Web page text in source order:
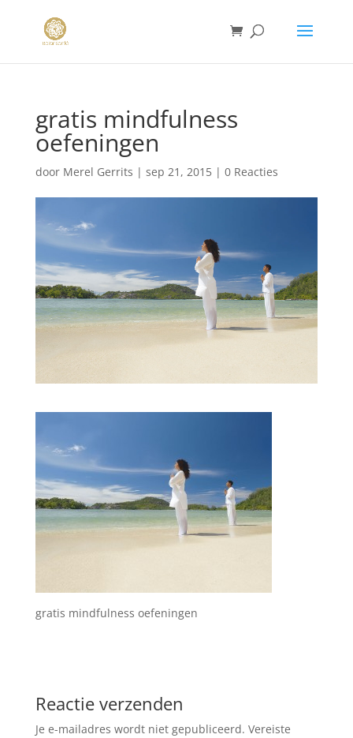
gratis mindfulness
oefeningen
door Merel Gerrits | sep 21, 2015| 0 Reacties
gratis mindfulness oefeningen
Reactie verzenden
Je e-mailadres wordt niet gepubliceerd. Vereiste